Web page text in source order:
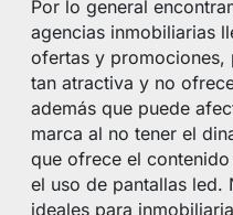
Por lo general
agencias inmobiliarias
ofertas y promociones,
tan atractiva y no
además que puede
marca al no tener el
que ofrece el
el uso de pantallas led.
ideales para